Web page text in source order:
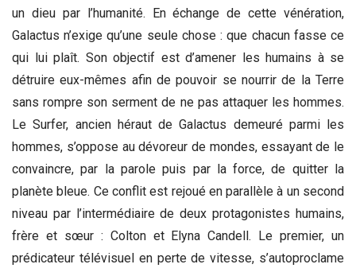
un dieu par l’humanité. En échange de cette vénération,
Galactus n’exige qu’une seule chose : que chacun fasse ce
qui lui plaît. Son objectif est d’amener les humains à se
détruire eux-mêmes afin de pouvoir se nourrir de la Terre
sans rompre son serment de ne pas attaquer les hommes.
Le Surfer, ancien héraut de Galactus demeuré parmi les
hommes, s’oppose au dévoreur de mondes, essayant de le
convaincre, par la parole puis par la force, de quitter la
planète bleue. Ce conflit est rejoué en parallèle à un second
niveau par l’intermédiaire de deux protagonistes humains,
frère et sœur : Colton et Elyna Candell. Le premier, un
prédicateur télévisuel en perte de vitesse, s’autoproclame